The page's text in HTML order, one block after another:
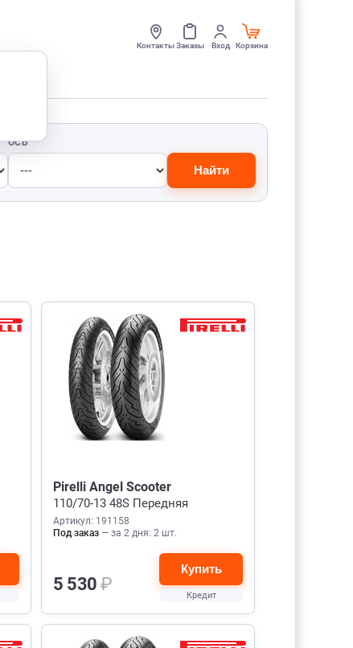
КонтактыЗаказы Вход Корзина
ОСЬ
Найти
Pirelli Angel Scooter
110/70-13 48S Передняя
Артикул: 191158
Под заказ — за 2 дня: 2 шт.
5 530₽
Купить
Кредит